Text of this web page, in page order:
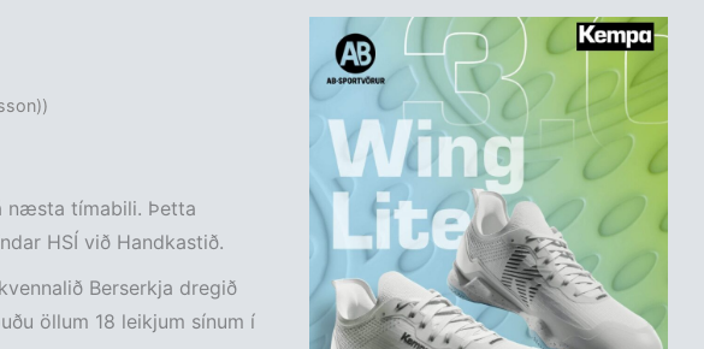
næsta tímabili. Þetta
HSÍ við Handkastið.
Berserkja dregið
öllum 18 leikjum sínum í